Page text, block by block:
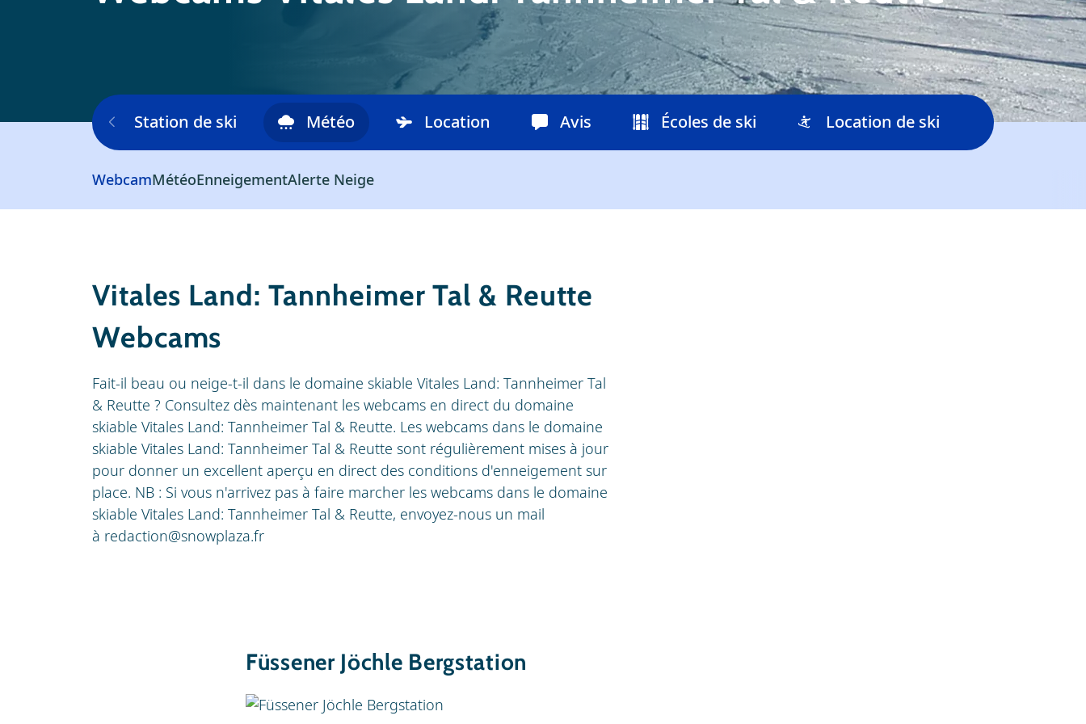
skiable Station de ski Météo Location Avis Écoles de ski Location de ski
WebcamMétéoEnneigementAlerte Neige
Vitales Land: Tannheimer Tal & Reutte
Webcams
Fait-il beau ou neige-t-il dans le domaine skiable Vitales Land: Tannheimer Tal
& Reutte ? Consultez dès maintenant les webcams en direct du domaine
skiable Vitales Land: Tannheimer Tal & Reutte. Les webcams dans le domaine
skiable Vitales Land: Tannheimer Tal & Reutte sont régulièrement mises à jour
pour donner un excellent aperçu en direct des conditions d'enneigement sur
place. NB : Si vous n'arrivez pas à faire marcher les webcams dans le domaine
skiable Vitales Land: Tannheimer Tal & Reutte, envoyez-nous un mail
à redaction@snowplaza.fr
Füssener Jöchle Bergstation